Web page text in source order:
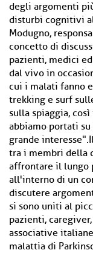
degli argomenti
disturbi cognitivi
Modugno,
concetto di
pazienti, medici
dal vivo in
cui i malati fanno
trekking e surf
sulla spiaggia,
abbiamo portati
grande
tra i membri della
affrontare il lungo
all'interno di un
discutere
si sono uniti al
pazienti,
associative
malattia di